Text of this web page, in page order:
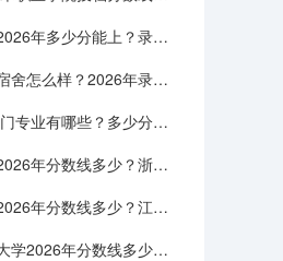
海南科技职业大学2026年多少分能上？录取分数线与生活成本解答
贵阳康养职业大学宿舍怎么样？2026年录取分数、费用及入学手续
2026年职业本科热门专业有哪些？多少分能上？绿牌专业有哪些？
金华职业技术大学2026年分数线多少？浙江考生563分能上吗？机械专业好就业吗？
扬州职业技术大学2026年分数线多少？江苏考生528分能上吗？医养照护好就业吗？
广东轻工职业技术大学2026年分数线多少？广东考生542分能上吗？